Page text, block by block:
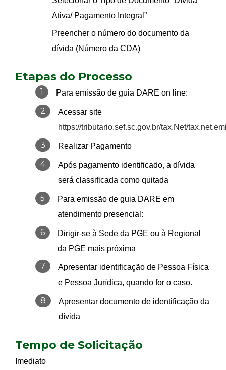
Ativa/ Pagamento Integral”
Preencher o número do documento da
dívida (Número da CDA)
Etapas do Processo
1 Para emissão de guia DARE on line:
2
Acessar site
https://tributario.sef.sc.gov.br/tax.Net/
3 Realizar Pagamento
4
Após pagamento identificado, a dívida
será classificada como quitada
5
Para emissão de guia DARE em
atendimento presencial:
6
Dirigir-se à Sede da PGE ou à Regional
da PGE mais próxima
7
Apresentar identificação de Pessoa Física
e Pessoa Jurídica, quando for o caso.
8
Apresentar documento de identificação da
dívida
Tempo de Solicitação
Imediato